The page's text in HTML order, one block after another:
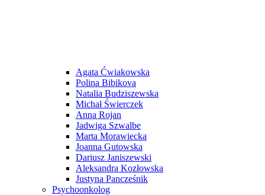
Agata Ćwiakowska
Polina Bibikova
Natalia Budziszewska
Michał Świerczek
Anna Rojan
Jadwiga Szwalbe
Marta Morawiecka
Joanna Gutowska
Dariusz Janiszewski
Aleksandra Kozłowska
Justyna Pancześnik
Psychoonkolog